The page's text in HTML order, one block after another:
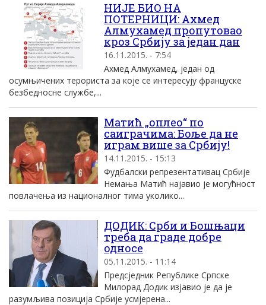
НИЈЕ БИО НА
ПОТЕРНИЦИ: Ахмед
Алмухамед пропутовао
кроз Србију за један дан
16.11.2015. - 7:54
Ахмед Алмухамед, један од
осумњичених терориста за које се интересују француске
безбедносне службе,...
Матић „оплео“ по
саиграчима: Боље да не
играм више за Србију!
14.11.2015. - 15:13
Фудбалски репрезентативац Србије
Немања Матић најавио је могућност
повлачења из националног тима уколико...
ДОДИК: Срби и Бошњаци
треба да граде добре
односе
05.11.2015. - 11:14
Предсједник Републике Српске
Милорад Додик изјавио је да је
разумљива позиција Србије усмјерена...